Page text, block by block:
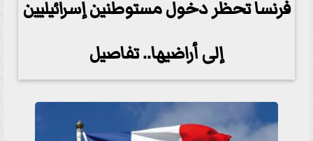
فرنسا تحظر دخول مستوطنين إسرائيليين
إلى أراضيها.. تفاصيل